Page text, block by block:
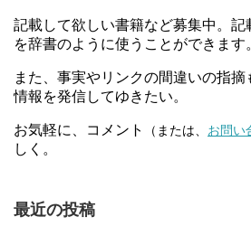
記載して欲しい書籍など募集中。記
を辞書のように使うことができます
また、事実やリンクの間違いの指
情報を発信してゆきたい。
お気軽に、コメント （または、 お問い
しく。
最近の投稿